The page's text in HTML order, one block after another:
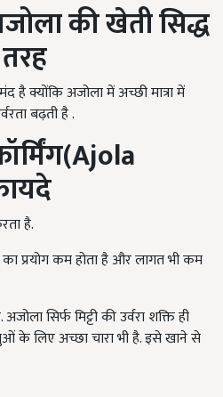
की खेती सिद्ध
क्योंकि अजोला में अच्छी मात्रा में
बढ़ती है .
Ajola
है.
प्रयोग कम होता है और लागत भी कम
सिर्फ मिट्टी की उर्वरा शक्ति ही
के लिए अच्छा चारा भी है. इसे खाने से